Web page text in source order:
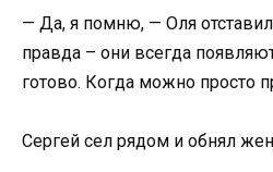
— Да, я помню, — Оля
правда – они всегда
готово. Когда можно просто
Сергей сел рядом и обнял